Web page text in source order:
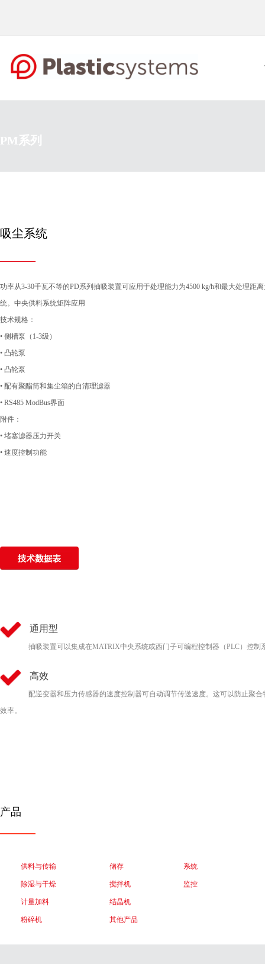
PM系列
吸尘系统
———
功率从3-30千瓦不等的PD系列抽吸装置可应用于处理能力为4500 kg/h和最大处理距
统。中央供料系统矩阵应用
技术规格：
• 侧槽泵（1-3级）
• 凸轮泵
• 凸轮泵
• 配有聚酯筒和集尘箱的自清理滤器
• RS485 ModBus界面
附件：
• 堵塞滤器压力开关
• 速度控制功能
通用型
抽吸装置可以集成在MATRIX中央系统或西门子可编程控制器（PLC）控制
高效
配逆变器和压力传感器的速度控制器可自动调节传送速度。这可以防止聚合
效率。
产品
储存
搅拌机
结晶机
其他产品
系统
监控
供料与传输
除湿与干燥
计量加料
粉碎机